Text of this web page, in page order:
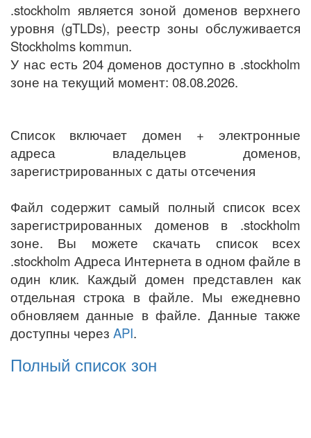
.stockholm является зоной доменов верхнего
уровня (gTLDs), реестр зоны обслуживается
Stockholms kommun.
У нас есть 204 доменов доступно в .stockholm
зоне на текущий момент: 08.08.2026.
Список включает домен + электронные
адреса владельцев доменов,
зарегистрированных с даты отсечения
Файл содержит самый полный список всех
зарегистрированных доменов в .stockholm
зоне. Вы можете скачать список всех
.stockholm Адреса Интернета в одном файле в
один клик. Каждый домен представлен как
отдельная строка в файле. Мы ежедневно
обновляем данные в файле. Данные также
доступны через API.
Полный список зон